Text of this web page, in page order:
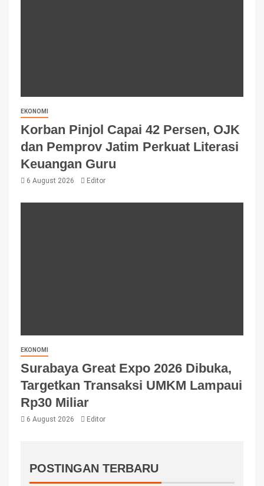
EKONOMI
Korban Pinjol Capai 42 Persen, OJK
dan Pemprov Jatim Perkuat Literasi
Keuangan Guru
6 August 2026 Editor
EKONOMI
Surabaya Great Expo 2026 Dibuka,
Targetkan Transaksi UMKM Lampaui
Rp30 Miliar
6 August 2026 Editor
POSTINGAN TERBARU